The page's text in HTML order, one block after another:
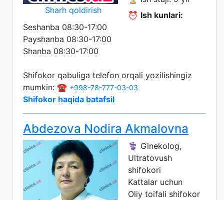
Sharh qoldirish
⏰ Ish kunlari:
Seshanba 08:30-17:00
Payshanba 08:30-17:00
Shanba 08:30-17:00
Shifokor qabuliga telefon orqali yozilishingiz
mumkin: ☎️ +998-78-777-03-03
Shifokor haqida batafsil
Abdezova Nodira Akmalovna
⚕️ Ginekolog,
Ultratovush
shifokori
Kattalar uchun
Oliy toifali shifokor